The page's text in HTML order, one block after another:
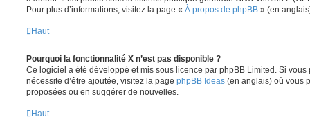
Pour plus d’informations, visitez la page « À propos de phpBB » (en
Haut
Pourquoi la fonctionnalité X n’est pas disponible ?
Ce logiciel a été développé et mis sous licence par phpBB Limited. Si vous
nécessite d’être ajoutée, visitez la page phpBB Ideas (en anglais) où vous
proposées ou en suggérer de nouvelles.
Haut